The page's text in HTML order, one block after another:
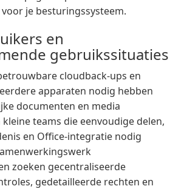
je besturingssysteem.
en
gebruikssituaties
cloudback-ups en
apparaten nodig hebben
documenten en media
kleine teams die eenvoudige delen,
en Office-integratie nodig
zoeken gecentraliseerde
gedetailleerde rechten en